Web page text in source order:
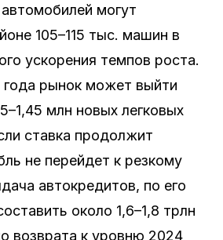
могут
105–115 тыс. машин в
ускорения темпов роста.
рынок может выйти
млн новых легковых
ставка продолжит
не перейдет к резкому
автокредитов, по его
около 1,6–1,8 трлн
возврата к уровню 2024